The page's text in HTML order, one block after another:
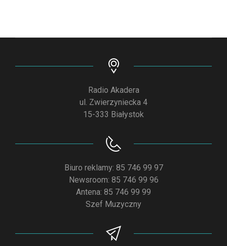
Radio Akadera
ul. Zwierzyniecka 4
15-333 Białystok
Biuro reklamy: 85 746 99 97
Newsroom: 85 746 99 96
Antena: 85 746 99 99
Szef Muzyczny